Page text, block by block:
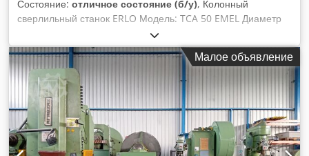
Состояние: отличное состояние (б/у), Колонный
сверлильный станок ERLO Модель: TCA 50 EMEL Диаметр
сверления: 50 мм Резьбонарезная способность: M45 мм
Ход шпинделя: 260 мм Вылет от колонны: 400 мм
Dcedezfpmzepfx An Iok Обороты: 45–1115 об/мин Размер
стола: 560 x 560 мм Автоматическая подача с помощью
кнопки Функция нарезания резьбы
Малое объявление